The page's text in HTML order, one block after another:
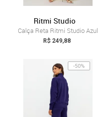
Ritmi Studio
Calça Reta Ritmi Studio Azul
R$ 249,88
-50%